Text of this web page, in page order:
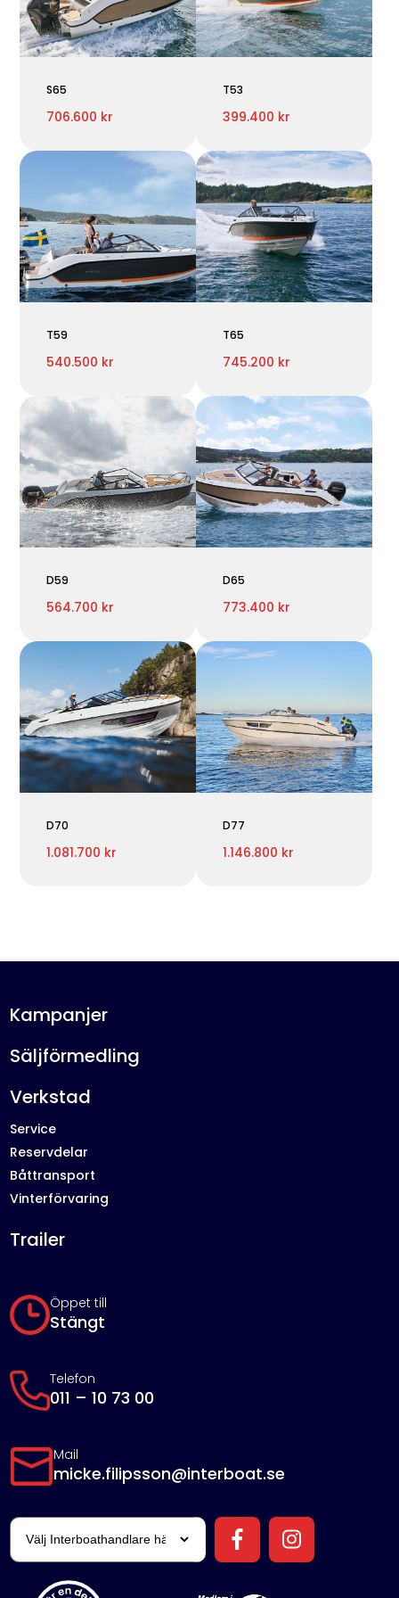
S65
706.600 kr
T53
399.400 kr
T59
540.500 kr
T65
745.200 kr
D59
564.700 kr
D65
773.400 kr
D70
1.081.700 kr
D77
1.146.800 kr
Öppet till
Stängt
Telefon
011 – 10 73 00
Mail
micke.filipsson@interboat.se
Kampanjer
Säljförmedling
Verkstad
Service
Reservdelar
Båttransport
Vinterförvaring
Trailer